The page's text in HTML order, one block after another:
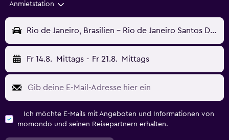
Anmietstation
Rio de Janeiro, Brasilien - Rio de Janeiro Santos Dumont (SDU)
Fr 14.8. Mittags - Fr 21.8. Mittags
Ich möchte E-Mails mit Angeboten und Informationen von
momondo und seinen Reisepartnern erhalten.